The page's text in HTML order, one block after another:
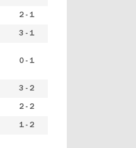
2 - 1
3 - 1
0 - 1
3 - 2
2 - 2
1 - 2